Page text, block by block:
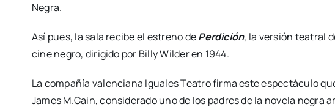
Negra.
Así pues, la sala reci­be el estreno dePer­di­ción, la ver­sión tea­tral
cine negro, diri­gi­do por Billy Wil­der en 1944.
La com­pa­ñía valen­cia­na Igua­les Tea­tro fir­ma este espec­tácu­lo
James M.Cain, con­si­de­ra­do uno de los padres de la nove­la negra